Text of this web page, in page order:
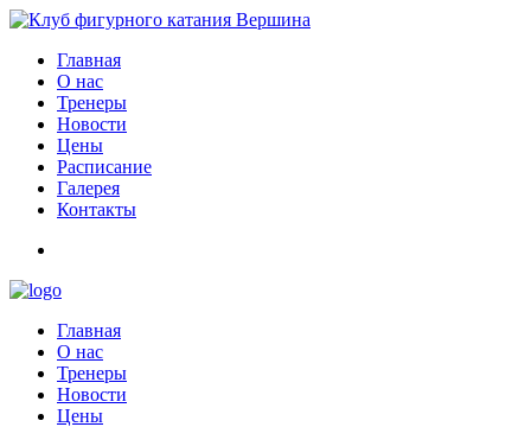
Главная
О нас
Тренеры
Новости
Цены
Расписание
Галерея
Контакты
Главная
О нас
Тренеры
Новости
Цены